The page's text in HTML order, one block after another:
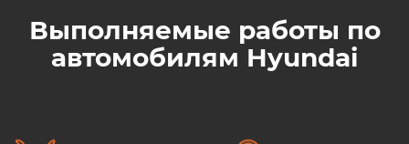
Выполняемые работы по
автомобилям Hyundai​